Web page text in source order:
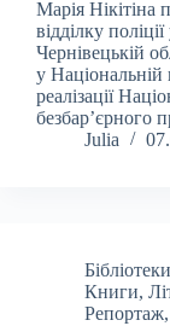
Марія Нікітіна
відділку
Чернівецькій
у Національній
реалізації
безбар’єрного
Julia
Бібліотеки
Книги,
Репортаж,